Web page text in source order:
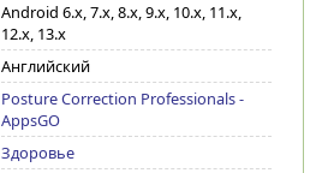
Android 6.x, 7.x, 8.x, 9.x, 10.x, 11.x,
12.x, 13.x
Английский
Posture Correction Professionals -
AppsGO
Здоровье